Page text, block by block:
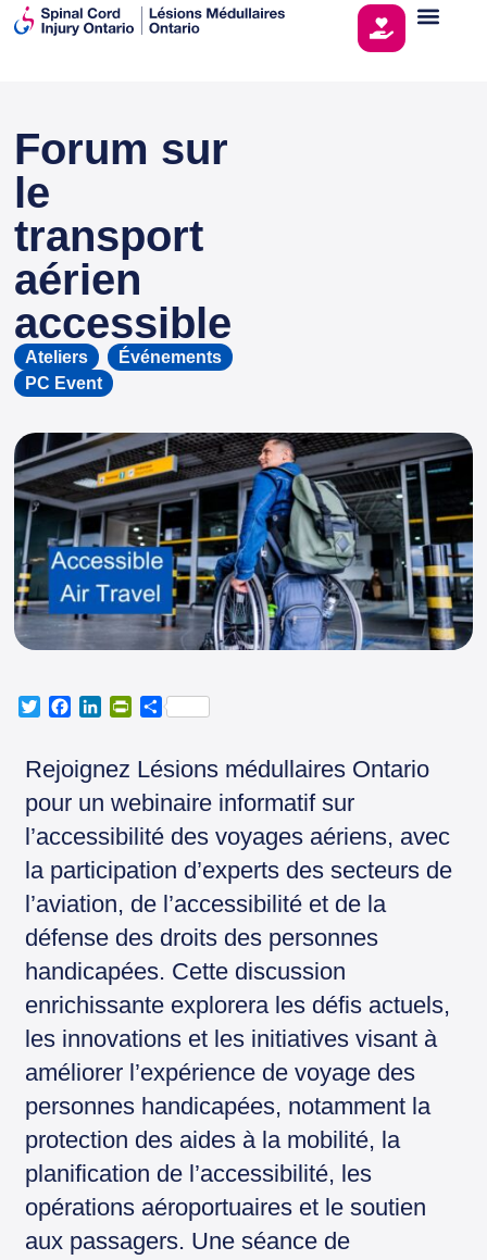
Forum sur
le
transport
aérien
accessible
Ateliers , Événements
PC Event
T
t
e
r
e
o
o
k
d
I
n
P
n
F
r
e
n
l
y
P
t
g
e
Rejoignez Lésions médullaires Ontario
pour un webinaire informatif sur
l’accessibilité des voyages aériens, avec
la participation d’experts des secteurs de
l’aviation, de l’accessibilité et de la
défense des droits des personnes
handicapées. Cette discussion
enrichissante explorera les défis actuels,
les innovations et les initiatives visant à
améliorer l’expérience de voyage des
personnes handicapées, notamment la
protection des aides à la mobilité, la
planification de l’accessibilité, les
opérations aéroportuaires et le soutien
aux passagers. Une séance de